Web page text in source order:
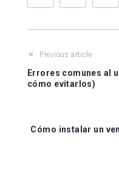
Previous article
Errores comunes al
cómo evitarlos)
Cómo instalar un